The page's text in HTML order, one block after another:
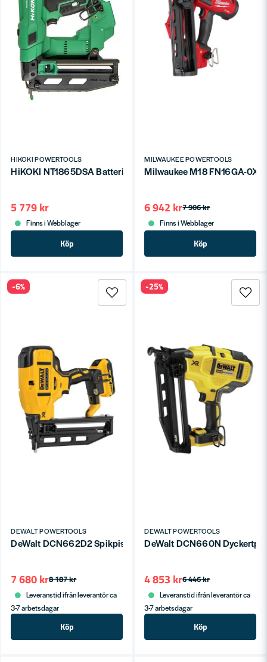
HIKOKI POWERTOOLS
HiKOKI NT1865DSA Batteridrivet Dyckertverktyg 18V 1,6mm
5 779 kr
Finns i Webblager
Köp
MILWAUKEE POWERTOOLS
Milwaukee M18 FN16GA-0X
7 906 kr
6 942 kr
Finns i Webblager
Köp
DEWALT POWERTOOLS
DeWalt DCN662D2 Spikpistol 18V XR 16G Rak TSTAK
8 187 kr
7 680 kr
Leveranstid ifrån leverantör ca
3-7 arbetsdagar
Köp
-6%
DEWALT POWERTOOLS
DeWalt DCN660N
6 446 kr
4 853 kr
Leveranstid ifrån leverantör ca
3-7 arbetsdagar
Köp
-25%